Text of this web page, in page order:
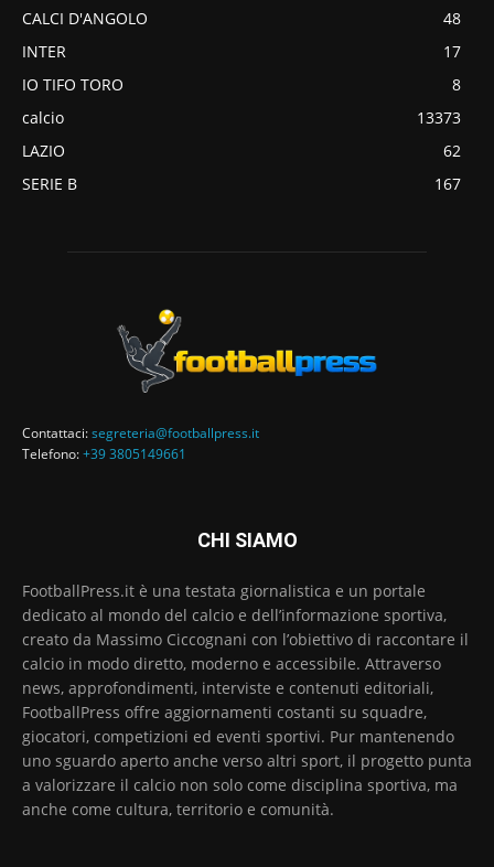
CALCI D'ANGOLO
48
INTER
17
IO TIFO TORO
8
calcio
13373
LAZIO
62
SERIE B
167
Contattaci:segreteria@footballpress.it
Telefono:+39 3805149661
CHI SIAMO
FootballPress.it è una testata giornalistica e un portale
dedicato al mondo del calcio e dell’informazione sportiva,
creato da Massimo Ciccognani con l’obiettivo di raccontare il
calcio in modo diretto, moderno e accessibile. Attraverso
news, approfondimenti, interviste e contenuti editoriali,
FootballPress offre aggiornamenti costanti su squadre,
giocatori, competizioni ed eventi sportivi. Pur mantenendo
uno sguardo aperto anche verso altri sport, il progetto punta
a valorizzare il calcio non solo come disciplina sportiva, ma
anche come cultura, territorio e comunità.